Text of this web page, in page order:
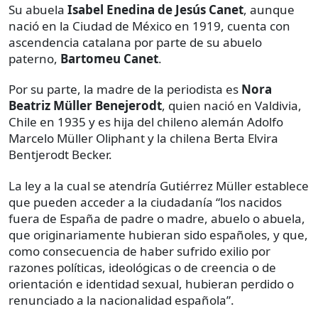
Su abuela Isabel Enedina de Jesús Canet, aunque
nació en la Ciudad de México en 1919, cuenta con
ascendencia catalana por parte de su abuelo
paterno, Bartomeu Canet.
Por su parte, la madre de la periodista es Nora
Beatriz Müller Benejerodt, quien nació en Valdivia,
Chile en 1935 y es hija del chileno alemán Adolfo
Marcelo Müller Oliphant y la chilena Berta Elvira
Bentjerodt Becker.
La ley a la cual se atendría Gutiérrez Müller establece
que pueden acceder a la ciudadanía “los nacidos
fuera de España de padre o madre, abuelo o abuela,
que originariamente hubieran sido españoles, y que,
como consecuencia de haber sufrido exilio por
razones políticas, ideológicas o de creencia o de
orientación e identidad sexual, hubieran perdido o
renunciado a la nacionalidad española”.